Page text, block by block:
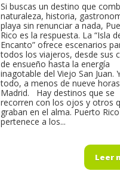
Si buscas un destino que
naturaleza, historia,
playa sin renunciar a nada,
Rico es la respuesta. La “Isla
Encanto” ofrece escenarios
todos los viajeros, desde sus
de ensueño hasta la energía
inagotable del Viejo San Juan.
todo, a menos de nueve
Madrid. Hay destinos que se
recorren con los ojos y otros
graban en el alma. Puerto Rico
pertenece a los...
Leer